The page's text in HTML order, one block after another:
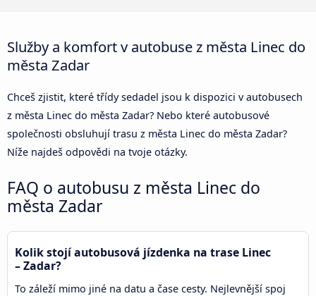
Služby a komfort v autobuse z města Linec do
města Zadar
Chceš zjistit, které třídy sedadel jsou k dispozici v autobusech
z města Linec do města Zadar? Nebo které autobusové
společnosti obsluhují trasu z města Linec do města Zadar?
Níže najdeš odpovědi na tvoje otázky.
FAQ o autobusu z města Linec do
města Zadar
Kolik stojí autobusová jízdenka na trase Linec
– Zadar?
To záleží mimo jiné na datu a čase cesty. Nejlevnější spoj